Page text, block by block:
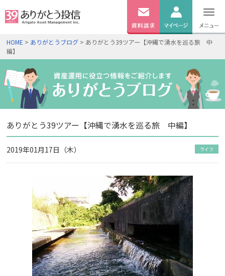
無料 資料
口座開設
ログイン
HOME > ありがとうブログ > ありがとう39ツアー【沖縄で湧水を巡る旅 中
編】
ありがとう39ツアー【沖縄で湧水を巡る旅 中編】
2019年01月17日（木） ライフ